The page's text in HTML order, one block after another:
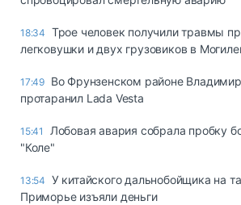
18:34 Трое человек получили травмы
легковушки и двух грузовиков в
17:49 Во Фрунзенском районе
протаранил Lada Vesta
15:41
Лобовая авария собрала пробку
"Коле"
13:54 У китайского дальнобойщика на
Приморье изъяли деньги